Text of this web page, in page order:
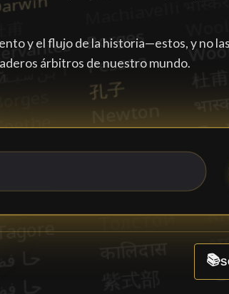
y el flujo de la historia—estos, y no
árbitros de nuestro mundo.
📚